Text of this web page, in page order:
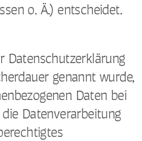
o. Ä.) entscheidet.
Datenschutzerklärung
genannt wurde,
Daten bei
Datenverarbeitung